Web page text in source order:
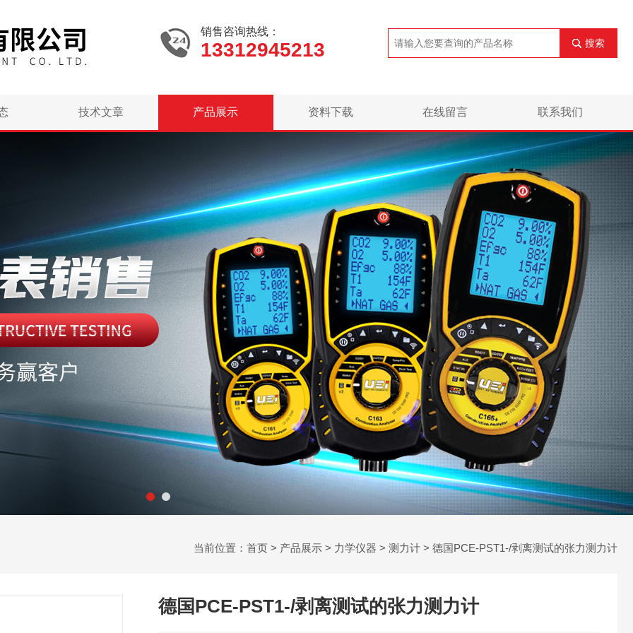
销售咨询热线：
13312945213 搜索
技术文章 产品展示 资料下载 在线留言 联系我们
当前位置： 首页 > 产品展示 > 力学仪器 > 测力计 > 德国PCE-PST1-/剥离测试的张力测力计
德国PCE-PST1-/剥离测试的张力测力计